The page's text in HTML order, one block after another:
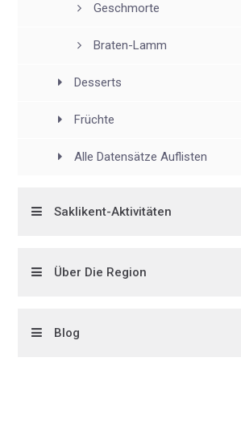
Geschmorte
Braten-Lamm
Desserts
Früchte
Alle Datensätze Auflisten
Saklikent-Aktivitäten
Über Die Region
Blog